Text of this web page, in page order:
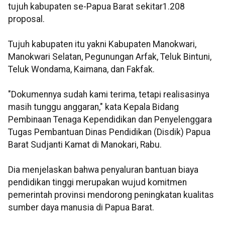
tujuh kabupaten se-Papua Barat sekitar1.208
proposal.
Tujuh kabupaten itu yakni Kabupaten Manokwari,
Manokwari Selatan, Pegunungan Arfak, Teluk Bintuni,
Teluk Wondama, Kaimana, dan Fakfak.
"Dokumennya sudah kami terima, tetapi realisasinya
masih tunggu anggaran," kata Kepala Bidang
Pembinaan Tenaga Kependidikan dan Penyelenggara
Tugas Pembantuan Dinas Pendidikan (Disdik) Papua
Barat Sudjanti Kamat di Manokari, Rabu.
Dia menjelaskan bahwa penyaluran bantuan biaya
pendidikan tinggi merupakan wujud komitmen
pemerintah provinsi mendorong peningkatan kualitas
sumber daya manusia di Papua Barat.